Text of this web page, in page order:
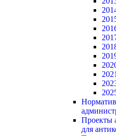
Проекты
для